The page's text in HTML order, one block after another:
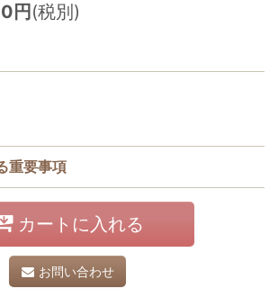
円 (税別)
重要事項
カートに入れる
お問い合わせ